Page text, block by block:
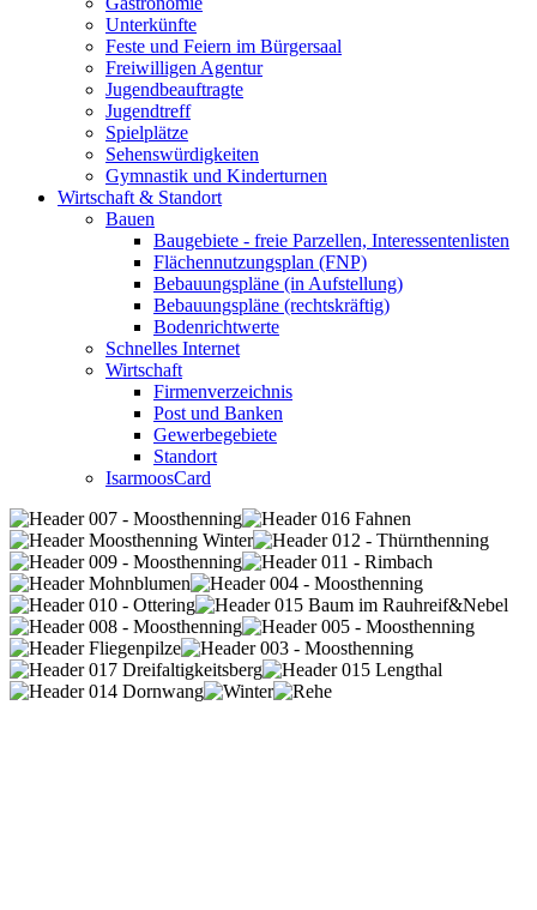
Unterkünfte
Feste und Feiern im Bürgersaal
Freiwilligen Agentur
Jugendbeauftragte
Jugendtreff
Spielplätze
Sehenswürdigkeiten
Gymnastik und Kinderturnen
Wirtschaft & Standort
Bauen
Baugebiete - freie Parzellen, Interessentenlisten
Flächennutzungsplan (FNP)
Bebauungspläne (in Aufstellung)
Bebauungspläne (rechtskräftig)
Bodenrichtwerte
Schnelles Internet
Wirtschaft
Firmenverzeichnis
Post und Banken
Gewerbegebiete
Standort
IsarmoosCard